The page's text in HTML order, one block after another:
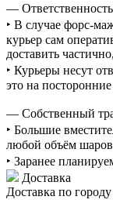
—
‣ В случае форс-
курьер сам
доставить
‣ Курьеры несут
это на
— Собственный
‣ Большие
любой объём шаров
‣ Заранее
Доставка
Доставка по